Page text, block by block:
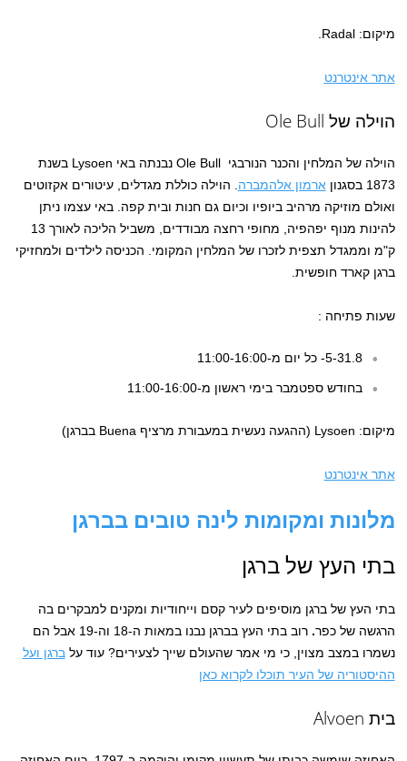
מיקום: Radal.
אתר אינטרנט
הוילה של Ole Bull
הוילה של המלחין והכנר הנורבגי Ole Bull נבנתה באי Lysoen בשנת
1873 בסגנון
ארמון אלהמברה . הוילה כוללת מגדלים, עיטורים אקזוטים
ואולם מוזיקה מרהיב ביופיו וכיום גם חנות ובית קפה. באי עצמו ניתן
להינות מנוף יפהפיה, מחופי רחצה מבודדים, משביל הליכה לאורך 13
ק"מ וממגדל תצפית לזכרו של המלחין המקומי. הכניסה לילדים ולמחזיקי
ברגן קארד חופשית.
שעות פתיחה :
5-31.8- כל יום מ-11:00-16:00
בחודש ספטמבר בימי ראשון מ-11:00-16:00
מיקום: Lysoen (ההגעה נעשית במעבורת מרציף Buena בברגן)
אתר אינטרנט
מלונות ומקומות לינה טובים בברגן
בתי העץ של ברגן
בתי העץ של ברגן מוסיפים לעיר קסם וייחודיות ומקנים למבקרים בה
הרגשה של כפר.
רוב בתי העץ בברגן נבנו במאות ה-18 וה-19 אבל הם
נשמרו במצב מצוין, כי מי אמר שהעולם שייך לצעירים? עוד עלברגן ועל
ההיסטוריה של העיר תוכלו לקרוא כאן
בית Alvoen